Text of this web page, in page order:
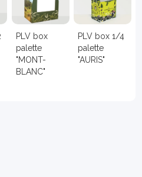
PLV box
palette
"MONT-
BLANC"
PLV box 1/4
palette
"AURIS"